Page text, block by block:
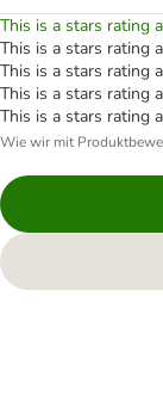
This is a stars rating
This is a stars rating
This is a stars rating
This is a stars rating
This is a stars rating
Wie wir mit